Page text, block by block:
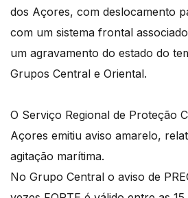
dos Açores, com deslocamento
com um sistema frontal
um agravamento do estado do
Grupos Central e Oriental.
O Serviço Regional de Proteção
Açores emitiu aviso amarelo,
agitação marítima.
No Grupo Central o aviso de